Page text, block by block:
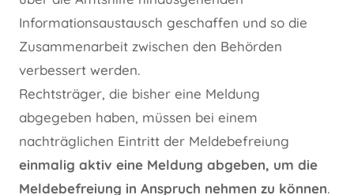
Informationsaustausch geschaffen und so die
Zusammenarbeit zwischen den Behörden
verbessert werden.
Rechtsträger, die bisher eine Meldung
abgegeben haben, müssen bei einem
nachträglichen Eintritt der Meldebefreiung
einmalig aktiv eine Meldung abgeben, um die
Meldebefreiung in Anspruch nehmen zu können.